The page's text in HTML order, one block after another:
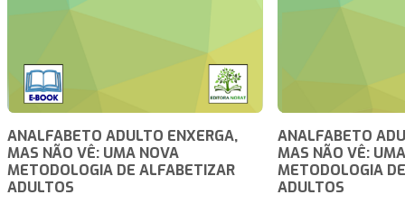
ANALFABETO ADULTO ENXERGA,
MAS NÃO VÊ: UMA NOVA
METODOLOGIA DE ALFABETIZAR
ADULTOS
ANALFABETO
MAS NÃO VÊ:
METODOLOGIA
ADULTOS